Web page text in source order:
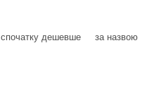
спочатку дешевше за назвою